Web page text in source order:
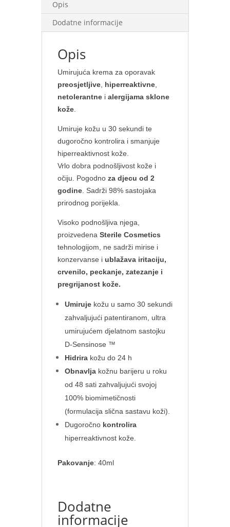
Opis
Dodatne informacije
Opis
Umirujuća krema za oporavak
preosjetljive, hiperreaktivne,
netolerantnei alergijama sklone
kože.
Umiruje kožu u 30 sekundi te
dugoročno kontrolira i smanjuje
hiperreaktivnost kože.
Vrlo dobra podnošljivost kože i
očiju. Pogodno za djecu od 2
godine. Sadrži 98% sastojaka
prirodnog porijekla.
Visoko podnošljiva njega,
proizvedena Sterile Cosmetics
tehnologijom, ne sadrži mirise i
konzervanse i ublažava iritaciju,
crvenilo, peckanje, zatezanje i
pregrijanost kože.
Umirujekožu u samo 30 sekundi
zahvaljujući patentiranom, ultra
umirujućem djelatnom sastojku
D-Sensinose ™
Hidrirakožu do 24 h
Obnavljakožnu barijeru u roku
od 48 sati zahvaljujući svojoj
100% biomimetičnosti
(formulacija slična sastavu koži).
Dugoročno kontrolira
hiperreaktivnost kože.
Pakovanje: 40ml
Dodatne
informacije